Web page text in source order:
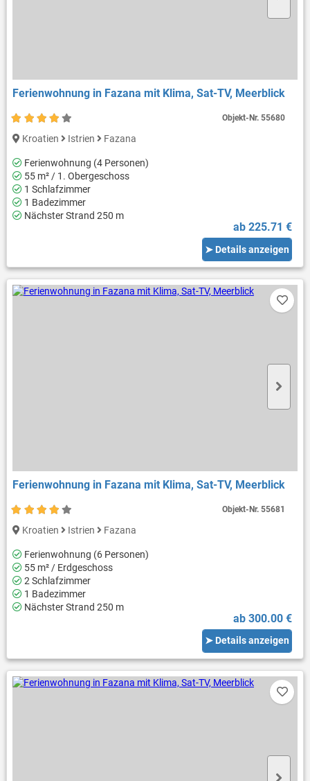
Ferienwohnung in Fazana mit Klima, Sat-TV, Meerblick
Kroatien Istrien Fazana
Ferienwohnung (4 Personen)
55 m² / 1. Obergeschoss
1 Schlafzimmer
1 Badezimmer
Nächster Strand 250 m
ab 225.71 €
➤ Details anzeigen
Objekt-Nr.55680
Ferienwohnung in Fazana mit Klima, Sat-TV, Meerblick
Kroatien Istrien Fazana
Ferienwohnung (6 Personen)
55 m² / Erdgeschoss
2 Schlafzimmer
1 Badezimmer
Nächster Strand 250 m
ab 300.00 €
➤ Details anzeigen
Objekt-Nr.55681